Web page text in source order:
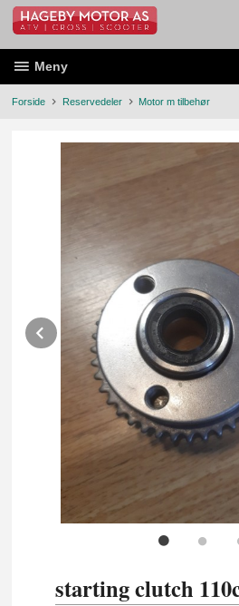
Gå
innholdet
Meny
Forside Reservedeler Motor m tilbehør
Prev
starting clutch